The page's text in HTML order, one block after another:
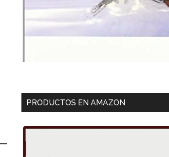
PRODUCTOS EN AMAZON